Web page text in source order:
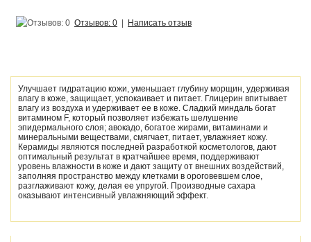
Отзывов: 0 Написать отзыв
Улучшает гидратацию кожи, уменьшает глубину морщин, удерживая
влагу в коже, защищает, успокаивает и питает. Глицерин впитывает
влагу из воздуха и удерживает ее в коже. Сладкий миндаль богат
витамином F, который позволяет избежать шелушение
эпидермального слоя; авокадо, богатое жирами, витаминами и
минеральными веществами, смягчает, питает, увлажняет кожу.
Керамиды являются последней разработкой косметологов, дают
оптимальный результат в кратчайшее время, поддерживают
уровень влажности в коже и дают защиту от внешних воздействий,
заполняя пространство между клетками в ороговевшем слое,
разглаживают кожу, делая ее упругой. Производные сахара
оказывают интенсивный увлажняющий эффект.